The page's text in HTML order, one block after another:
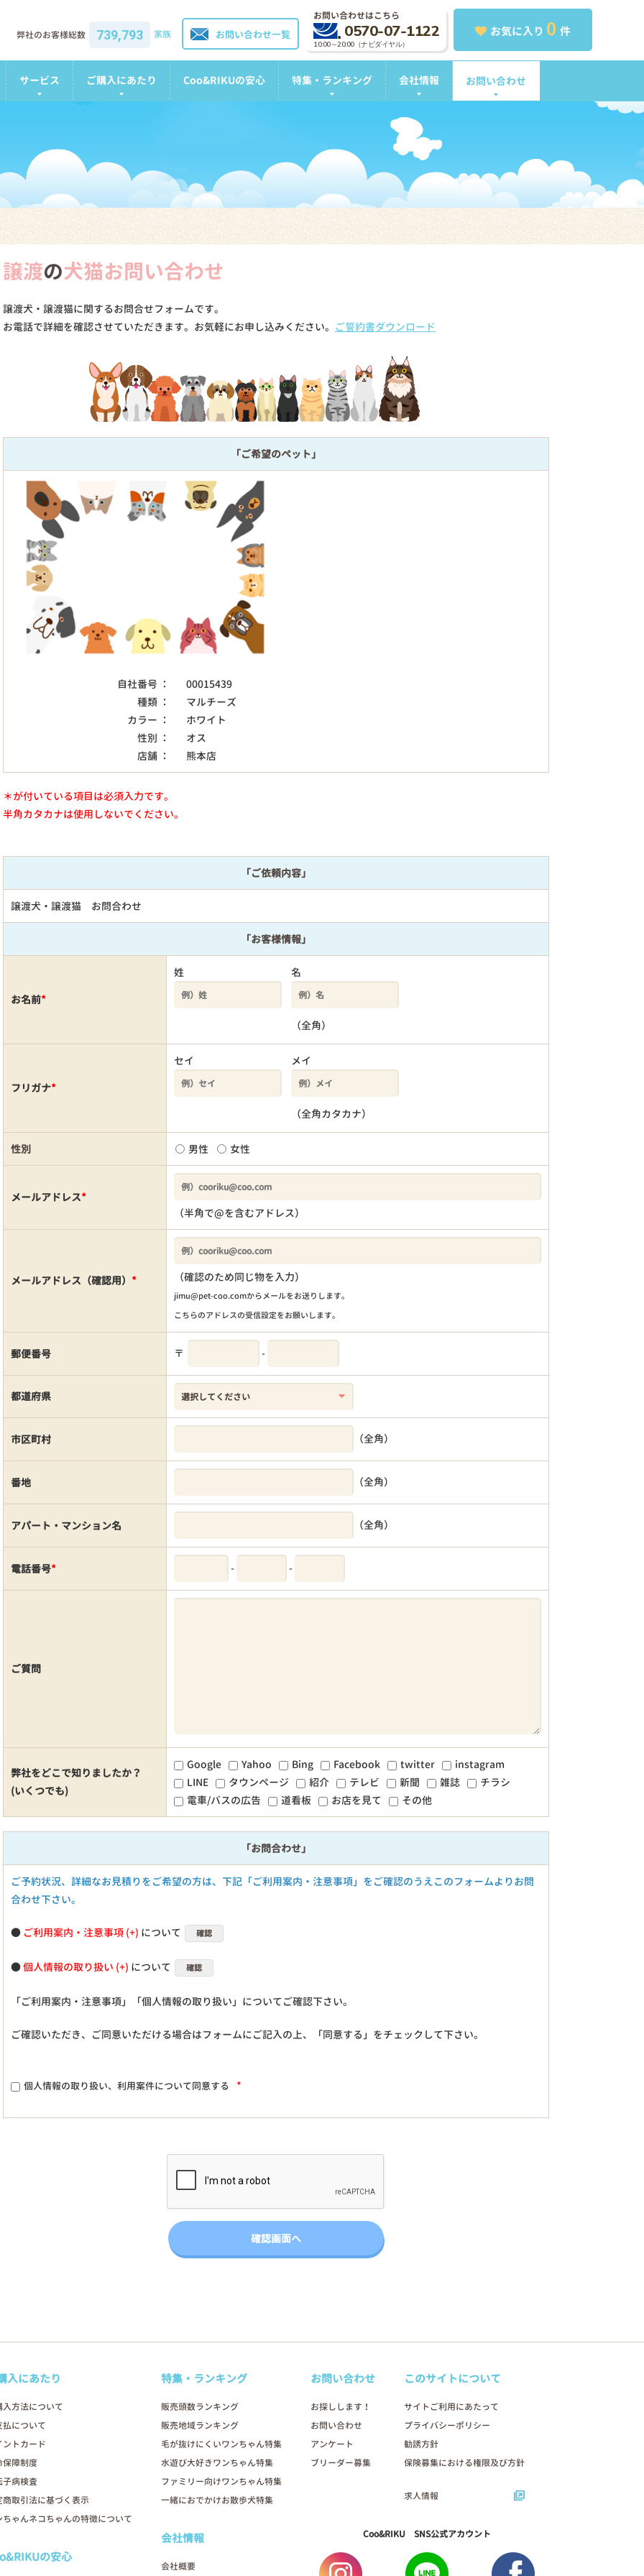
お気に入り 0 件
お問い合わせはこちら
0570-07-1122
10:00～20:00（ナビダイヤル）
お問い合わせ一覧
弊社のお客様総数 739,793 家族
サービス ご購入にあたり Coo&RIKUの安心 特集・ランキング 会社情報 お問い合わせ
譲渡の犬猫お問い合わせ
譲渡犬・譲渡猫に関するお問合せフォームです。
お電話で詳細を確認させていただきます。お気軽にお申し込みください。 ご誓約書ダウンロード
「ご希望のペット」
自社番号 ：
00015439
種類 ：
マルチーズ
カラー ：
ホワイト
性別 ：
オス
店舗 ：
熊本店
＊が付いている項目は必須入力です。
半角カタカナは使用しないでください。
「ご依頼内容」
譲渡犬・譲渡猫 お問合わせ
「お客様情報」
お名前*
姓 名
（全角）
フリガナ*
セイ メイ
（全角カタカナ）
性別 男性 女性
メールアドレス*
（半角で@を含むアドレス）
メールアドレス（確認用） * （確認のため同じ物を入力）
jimu@pet-coo.comからメールをお送りします。
こちらのアドレスの受信設定をお願いします。
郵便番号 〒 -
都道府県
市区町村 （全角）
番地 （全角）
アパート・マンション名 （全角）
電話番号* - -
ご質問
弊社をどこで知りましたか？
(いくつでも)
Google Yahoo Bing Facebook twitter
instagram
LINE
タウンページ 紹介 テレビ 新聞 雑誌
チラシ
電車/バスの広告
道看板 お店を見て その他
「お問合わせ」
ご予約状況、詳細なお見積りをご希望の方は、下記「ご利用案内・注意事項」をご確認のうえこのフォームよりお問
合わせ下さい。
● ご利用案内・注意事項 について 確認
●個人情報の取り扱い について 確認
「ご利用案内・注意事項」「個人情報の取り扱い」についてご確認下さい。
ご確認いただき、ご同意いただける場合はフォームにご記入の上、「同意する」をチェックして下さい。
個人情報の取り扱い、利用案件について同意する *
入にあたり
入方法について
払について
ントカード
保障制度
子病検査
商取引法に基づく表示
ちゃんネコちゃんの特徴について
の安心
特集・ランキング
販売頭数ランキング
販売地域ランキング
毛が抜けにくいワンちゃん特集
水遊び大好きワンちゃん特集
ファミリー向けワンちゃん特集
一緒におでかけお散歩犬特集
会社情報
会社概要
お問い合わせ
お探しします！
お問い合わせ
アンケート
ブリーダー募集
このサイトについて
サイトご利用にあたって
プライバシーポリシー
勧誘方針
保険募集における権限及び方針
求人情報
Coo&RIKU SNS公式アカウント